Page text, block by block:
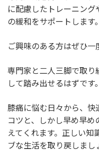
に配慮したトレーニン
の緩和をサポートします。
ご興味のある方はぜひ一
専門家と二人三脚で取
して踏み出せるはずです。
膝痛に悩む日々から、
コツと、しかし早め早
えてくれます。正しい知
ブな生活を取り戻しまし